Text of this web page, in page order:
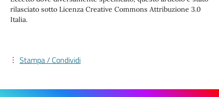
rilasciato sotto Licenza Creative Commons Attribuzione 3.0
Italia.
Stampa / Condividi